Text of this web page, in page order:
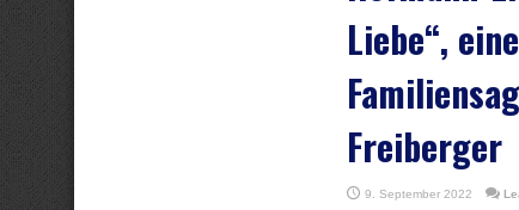
Liebe“, eine
Freiberger
9. September 2022